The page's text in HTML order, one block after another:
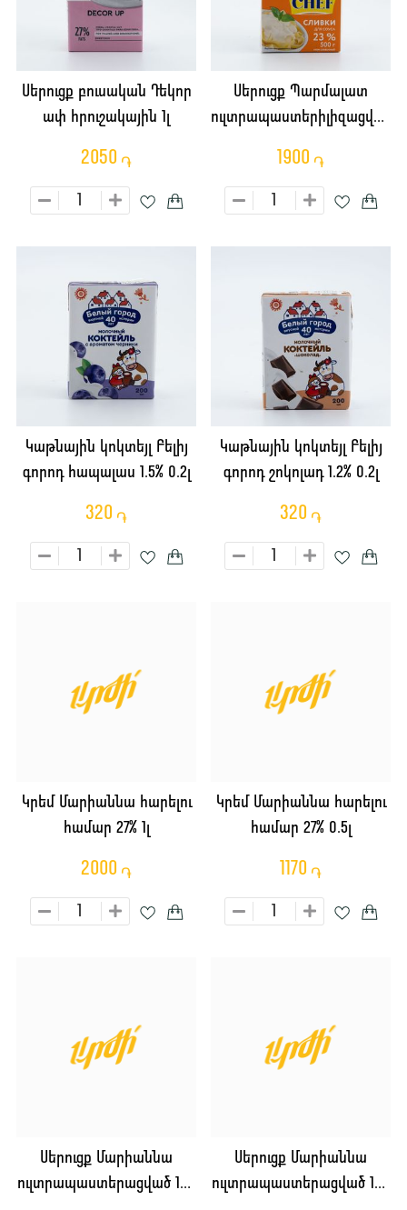
Սերուցք բուսական Դեկոր
ափ հրուշակային 1լ
2050 ֏
Սերուցք Պարմալատ
ուլտրապաստերիլիզացված
1900 ֏
Կաթնային կոկտեյլ Բելիյ
գորոդ հապալաս 1.5% 0.2լ
320 ֏
Կաթնային կոկտեյլ Բելիյ
գորոդ շոկոլադ 1.2% 0.2լ
320 ֏
Կրեմ Մարիաննա հարելու
համար 27% 1լ
2000 ֏
Կրեմ Մարիաննա հարելու
համար 27% 0.5լ
1170 ֏
Սերուցք Մարիաննա
ուլտրապաստերացված 10%
Սերուցք Մարիաննա
ուլտրապաստերացված 10%